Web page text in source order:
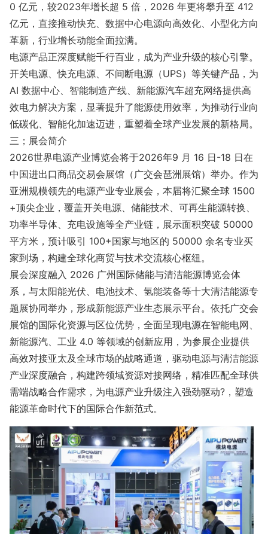
0 亿元，较2023年增长超 5 倍，2026 年更将攀升至 412
亿元，直接推动快充、数据中心电源向高效化、小型化方向
革新，行业增长动能全面拉满。
电源产品正深度赋能千行百业，成为产业升级的核心引擎。
开关电源、快充电源、不间断电源（UPS）等关键产品，为
AI 数据中心、智能制造产线、新能源汽车超充网络提供高
效电力解决方案，显著提升了能源使用效率，为推动行业向
低碳化、智能化加速迈进，重塑着全球产业发展的新格局。
三；展会简介
2026世界电源产业博览会将于2026年9 月 16 日-18 日在
中国进出口商品交易会展馆（广交会琶洲展馆）举办。作为
亚洲规模领先的电源产业专业展会，本届将汇聚全球 1500
+顶尖企业，覆盖开关电源、储能技术、可再生能源转换、
功率半导体、充电设施等全产业链，展示面积突破 50000
平方米，预计吸引 100+国家与地区的 50000 余名专业买
家到场，构建全球化商贸与技术交流核心枢纽。
展会深度融入 2026 广州国际储能与清洁能源博览会体
系，与太阳能光伏、电池技术、氢能装备等十大清洁能源专
题展协同举办，形成新能源产业生态展示平台。依托广交会
展馆的国际化资源与区位优势，全面呈现电源在智能电网、
新能源汽、工业 4.0 等领域的创新应用，为参展企业提供
高效对接亚太及全球市场的战略通道，驱动电源与清洁能源
产业深度融合，构建跨领域资源对接网络，精准匹配全球供
需端战略合作需求，为电源产业升级注入强劲驱动?，塑造
能源革命时代下的国际合作新范式。